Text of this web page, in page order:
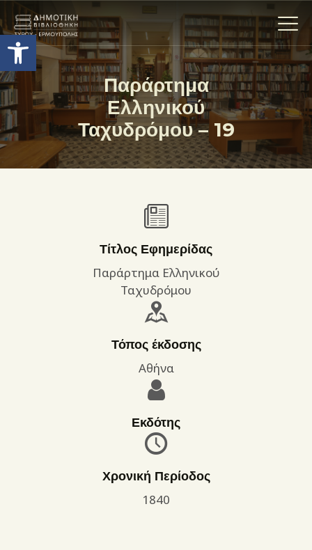
Ανοίξτε τη γραμμή εργαλείων
Παράρτημα
Ελληνικού
Ταχυδρόμου – 19
Η ΒΙΒΛΙΟΘΗΚΗ
ΟΙ ΣΥΛΛΟΓΈΣ
ΕΚΘΕΣΕΙΣ
ΥΠΗΡΕΣΙΕΣ
ΕΠΙΚΟΙΝΩΝΊΑ
ΌΡΟΙ ΧΡΉΣΗΣ
Τίτλος Εφημερίδας
Παράρτημα Ελληνικού
Ταχυδρόμου
Τόπος έκδοσης
Αθήνα
Εκδότης
Χρονική Περίοδος
1840